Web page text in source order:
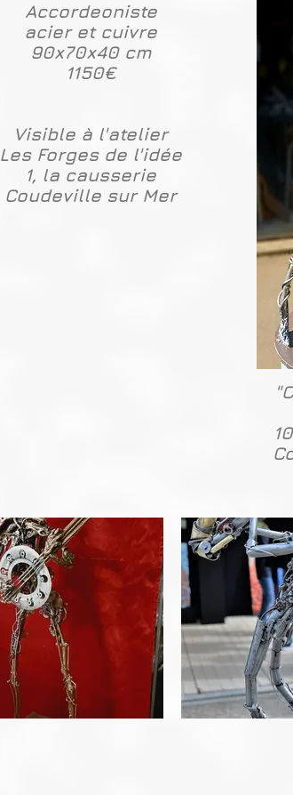
Accordeoniste
acier et cuivre
90x70x40 cm
1150€
Visible à l'atelier
Les Forges de l'idée
1, la causserie
Coudeville sur Mer